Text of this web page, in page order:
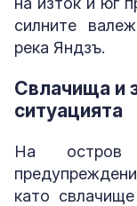
силните
река Яндзъ.
Свлачища и
ситуацията
На остров
като